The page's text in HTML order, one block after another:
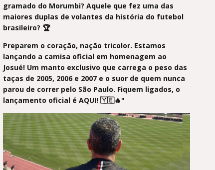
gramado do Morumbi? Aquele que fez uma das
maiores duplas de volantes da história do futebol
brasileiro? 🏆
Preparem o coração, nação tricolor. Estamos
lançando a camisa oficial em homenagem ao
Josué! Um manto exclusivo que carrega o peso das
taças de 2005, 2006 e 2007 e o suor de quem nunca
parou de correr pelo São Paulo. Fiquem ligados, o
lançamento oficial é AQUI! 🇾🇪🔥"